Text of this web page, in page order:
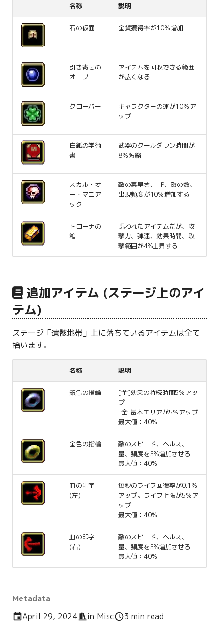
Metadata
April 29, 2024
in Misc 3 min read
名称 説明
石の仮面 金貨獲得率が10％増加
引き寄せの
オーブ
アイテムを回収できる範囲
が広くなる
クローバー
キャラクターの運が10％ア
ップ
白紙の学術
書
武器のクールダウン時間が
8％短縮
スカル・オ
ー・マニア
ック
敵の素早さ、HP、敵の数、
出現頻度が10％増加する
トローナの
箱
呪われたアイテムだが、攻
撃力、弾速、効果時間、攻
撃範囲が4%上昇する
追加アイテム (ステージ上のアイ
テム)
ステージ「遺骸地帯」上に落ちているアイテムは全て
拾います。
名称 説明
銀色の指輪
[全]効果の持続時間5％アッ
プ
[全]基本エリアが5％アップ
最大値：40％
金色の指輪
敵のスピード、ヘルス、
量、頻度を5%増加させる
最大値：40％
血の印字
(左)
毎秒のライフ回復率が0.1％
アップ。ライフ上限が5％ア
ップ
最大値：40％
血の印字
(右)
敵のスピード、ヘルス、
量、頻度を5%増加させる
最大値：40％